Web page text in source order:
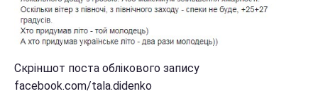
Скріншот поста облікового запису
facebook.com/tala.didenko